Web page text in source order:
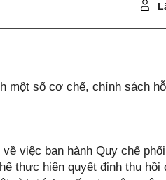
một số cơ chế, chính sách
việc ban hành Quy chế
thực hiện quyết định thu hồi